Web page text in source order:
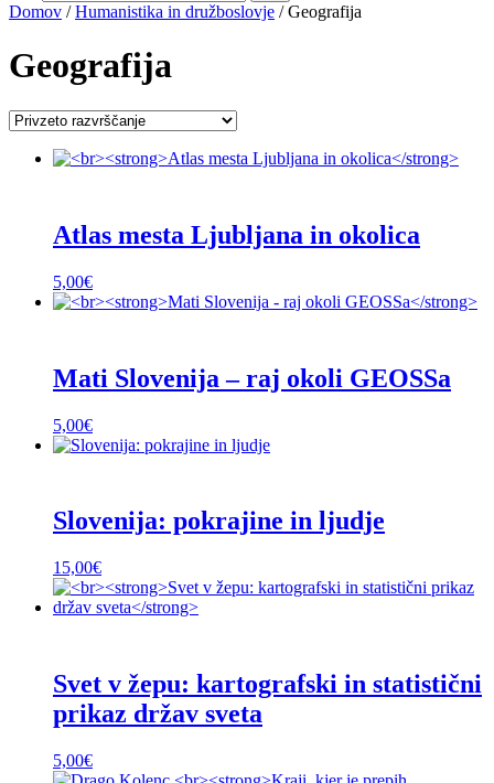
Domov /Humanistika in družboslovje / Geografija
Geografija
Atlas mesta Ljubljana in okolica
5,00€
Mati Slovenija – raj okoli GEOSSa
5,00€
Slovenija: pokrajine in ljudje
15,00€
Svet v žepu: kartografski in statistični
prikaz držav sveta
5,00€